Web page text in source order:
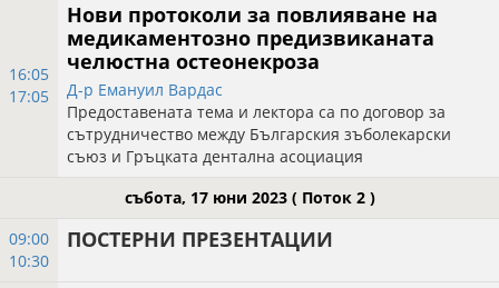
16:05
17:05
Нови протоколи за повлияване на
медикаментозно предизвиканата
челюстна остеонекроза
Д-р Емануил Вардас
Предоставената тема и лектора са по договор за
сътрудничество между Българския зъболекарски
съюз и Гръцката дентална асоциация
събота, 17 юни 2023( Поток 2 )
09:00
10:30
ПОСТЕРНИ ПРЕЗЕНТАЦИИ